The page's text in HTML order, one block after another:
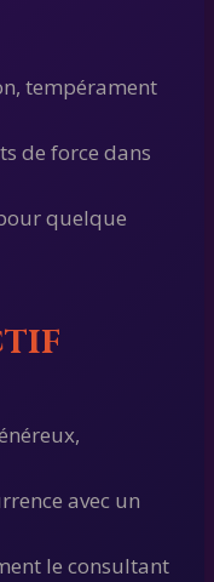
tempérament
de force dans
quelque
avec un
le consultant